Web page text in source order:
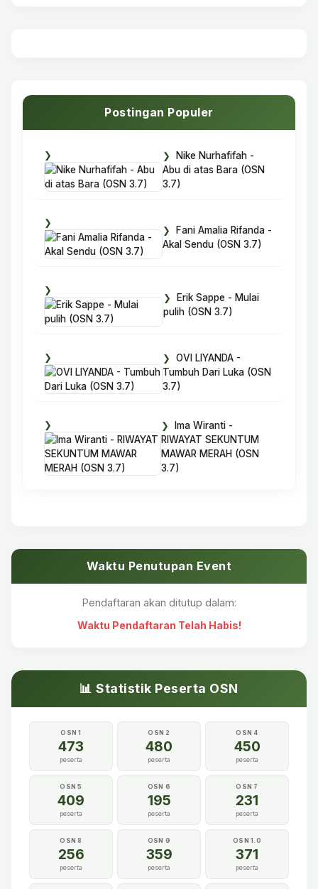
Postingan Populer
Nike Nurhafifah -
Abu di atas Bara (OSN
3.7)
Fani Amalia Rifanda -
Akal Sendu (OSN 3.7)
Erik Sappe - Mulai
pulih (OSN 3.7)
OVI LIYANDA -
Tumbuh Dari Luka (OSN
3.7)
Ima Wiranti -
RIWAYAT SEKUNTUM
MAWAR MERAH (OSN
3.7)
Waktu Penutupan Event
Pendaftaran akan ditutup dalam:
Waktu Pendaftaran Telah Habis!
📊 Statistik Peserta OSN
OSN 1
473
peserta
OSN 2
480
peserta
OSN 4
450
peserta
OSN 5
409
peserta
OSN 6
195
peserta
OSN 7
231
peserta
OSN 8
256
peserta
OSN 9
359
peserta
OSN 1.0
371
peserta